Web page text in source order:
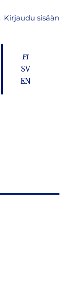
Kirjaudu sisään
FI
SV
EN